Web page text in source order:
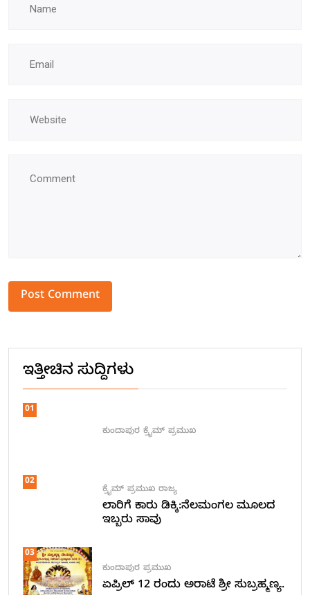
ಇತ್ತೀಚಿನ ಸುದ್ದಿಗಳು
01
ಕುಂದಾಪುರ ಕ್ರೈಮ್ ಪ್ರಮುಖ
02
ಕ್ರೈಮ್ ಪ್ರಮುಖ ರಾಜ್ಯ
ಲಾರಿಗೆ ಕಾರು ಡಿಕ್ಕಿ:ನೆಲಮಂಗಲ ಮೂಲದ
ಇಬ್ಬರು ಸಾವು
03
ಕುಂದಾಪುರ ಪ್ರಮುಖ
ಏಪ್ರಿಲ್ 12 ರಂದು ಅರಾಟೆ ಶ್ರೀ ಸುಬ್ರಹ್ಮಣ್ಯ.